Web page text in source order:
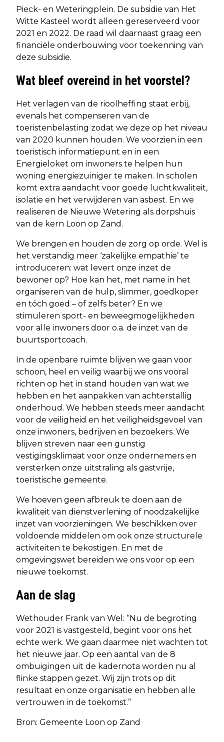
Pieck- en Weteringplein. De subsidie van Het
Witte Kasteel wordt alleen gereserveerd voor
2021 en 2022. De raad wil daarnaast graag een
financiële onderbouwing voor toekenning van
deze subsidie.
Wat bleef overeind in het voorstel?
Het verlagen van de rioolheffing staat erbij,
evenals het compenseren van de
toeristenbelasting zodat we deze op het niveau
van 2020 kunnen houden. We voorzien in een
toeristisch informatiepunt en in een
Energieloket om inwoners te helpen hun
woning energiezuiniger te maken. In scholen
komt extra aandacht voor goede luchtkwaliteit,
isolatie en het verwijderen van asbest. En we
realiseren de Nieuwe Wetering als dorpshuis
van de kern Loon op Zand.
We brengen en houden de zorg op orde. Wel is
het verstandig meer ‘zakelijke empathie’ te
introduceren: wat levert onze inzet de
bewoner op? Hoe kan het, met name in het
organiseren van de hulp, slimmer, goedkoper
en tóch goed – of zelfs beter? En we
stimuleren sport- en beweegmogelijkheden
voor alle inwoners door o.a. de inzet van de
buurtsportcoach.
In de openbare ruimte blijven we gaan voor
schoon, heel en veilig waarbij we ons vooral
richten op het in stand houden van wat we
hebben en het aanpakken van achterstallig
onderhoud. We hebben steeds meer aandacht
voor de veiligheid en het veiligheidsgevoel van
onze inwoners, bedrijven en bezoekers. We
blijven streven naar een gunstig
vestigingsklimaat voor onze ondernemers en
versterken onze uitstraling als gastvrije,
toeristische gemeente.
We hoeven geen afbreuk te doen aan de
kwaliteit van dienstverlening of noodzakelijke
inzet van voorzieningen. We beschikken over
voldoende middelen om ook onze structurele
activiteiten te bekostigen. En met de
omgevingswet bereiden we ons voor op een
nieuwe toekomst.
Aan de slag
Wethouder Frank van Wel: “Nu de begroting
voor 2021 is vastgesteld, begint voor ons het
echte werk. We gaan daarmee niet wachten tot
het nieuwe jaar. Op een aantal van de 8
ombuigingen uit de kadernota worden nu al
flinke stappen gezet. Wij zijn trots op dit
resultaat en onze organisatie en hebben alle
vertrouwen in de toekomst.”
Bron: Gemeente Loon op Zand